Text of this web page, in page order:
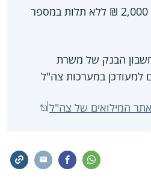
גובה המענק הוא 2,000 ₪ ללא תלות במספר
הבנק של משרת
למעודכן במערכות צה"ל
אתר המילואים של צה"ל